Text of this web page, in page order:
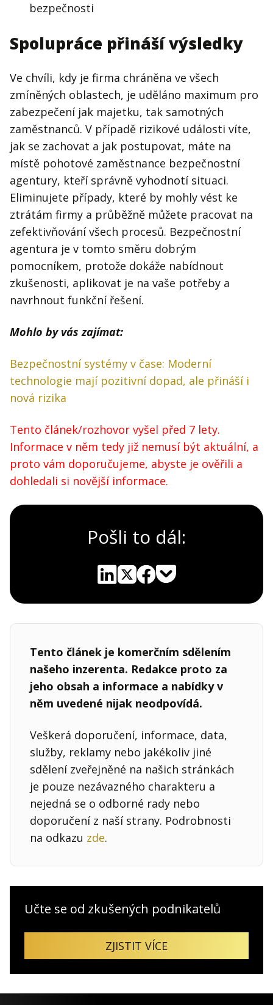
bezpečnosti
Spolupráce přináší výsledky
Ve chvíli, kdy je firma chráněna ve všech
zmíněných oblastech, je uděláno maximum pro
zabezpečení jak majetku, tak samotných
zaměstnanců. V případě rizikové události víte,
jak se zachovat a jak postupovat, máte na
místě pohotové zaměstnance bezpečnostní
agentury, kteří správně vyhodnotí situaci.
Eliminujete případy, které by mohly vést ke
ztrátám firmy a průběžně můžete pracovat na
zefektivňování všech procesů. Bezpečnostní
agentura je v tomto směru dobrým
pomocníkem, protože dokáže nabídnout
zkušenosti, aplikovat je na vaše potřeby a
navrhnout funkční řešení.
Mohlo by vás zajímat:
Bezpečnostní systémy v čase: Moderní
technologie mají pozitivní dopad, ale přináší i
nová rizika
Tento článek/rozhovor vyšel před 7 lety.
Informace v něm tedy již nemusí být aktuální, a
proto vám doporučujeme, abyste je ověřili a
dohledali si novější informace.
Pošli to dál:
Tento článek je komerčním sdělením
našeho inzerenta. Redakce proto za
jeho obsah a informace a nabídky v
něm uvedené nijak neodpovídá.
Veškerá doporučení, informace, data,
služby, reklamy nebo jakékoliv jiné
sdělení zveřejněné na našich stránkách
je pouze nezávazného charakteru a
nejedná se o odborné rady nebo
doporučení z naší strany. Podrobnosti
na odkazu zde.
Učte se od zkušených podnikatelů
ZJISTIT VÍCE